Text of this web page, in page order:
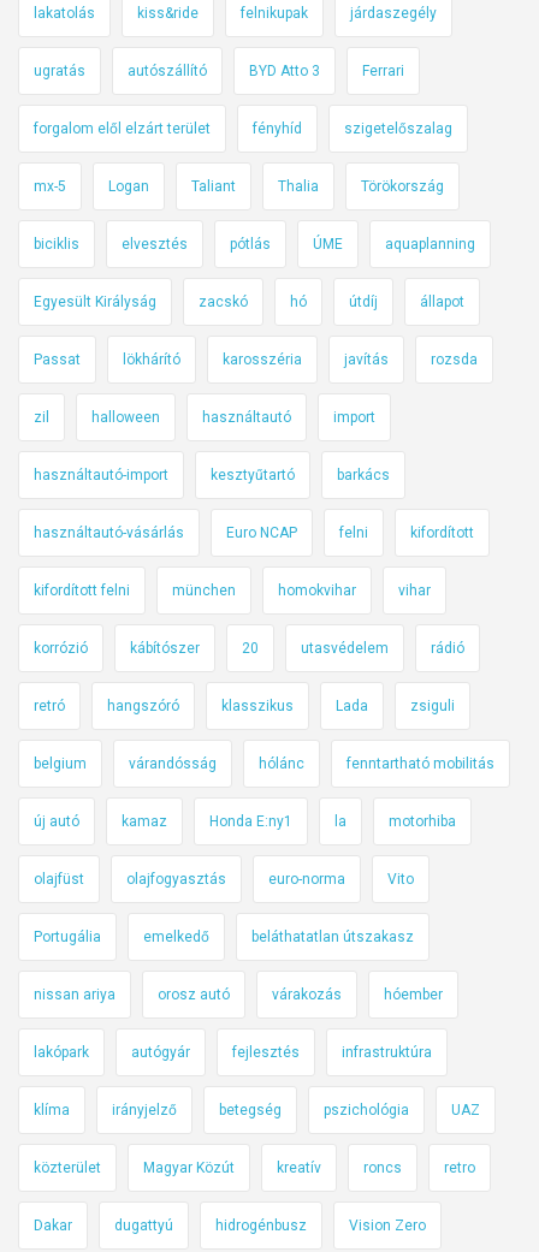
lakatolás kiss&ride felnikupak járdaszegély
ugratás autószállító BYD Atto 3 Ferrari
forgalom elől elzárt terület fényhíd szigetelőszalag
mx-5 Logan Taliant Thalia Törökország
biciklis elvesztés pótlás ÚME aquaplanning
Egyesült Királyság zacskó hó útdíj állapot
Passat lökhárító karosszéria javítás rozsda
zil halloween használtautó import
használtautó-import kesztyűtartó barkács
használtautó-vásárlás Euro NCAP felni kifordított
kifordított felni münchen homokvihar vihar
korrózió kábítószer 20 utasvédelem rádió
retró hangszóró klasszikus Lada zsiguli
belgium várandósság hólánc fenntartható mobilitás
új autó kamaz Honda E:ny1 la motorhiba
olajfüst olajfogyasztás euro-norma Vito
Portugália emelkedő beláthatatlan útszakasz
nissan ariya orosz autó várakozás hóember
lakópark autógyár fejlesztés infrastruktúra
klíma irányjelző betegség pszichológia UAZ
közterület Magyar Közút kreatív roncs retro
Dakar dugattyú hidrogénbusz Vision Zero